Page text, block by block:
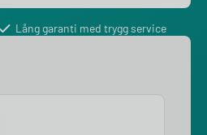
Lång garanti med trygg service